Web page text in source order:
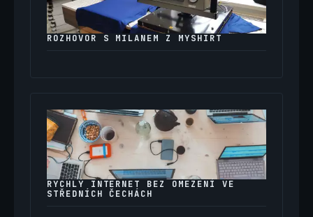
ROZHOVOR S MILANEM Z MYSHIRT
RYCHLÝ INTERNET BEZ OMEZENÍ VE
STŘEDNÍCH ČECHÁCH